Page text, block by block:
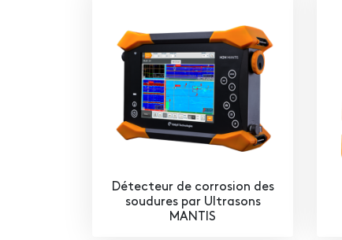
Détecteur de corrosion des
soudures par Ultrasons
MANTIS